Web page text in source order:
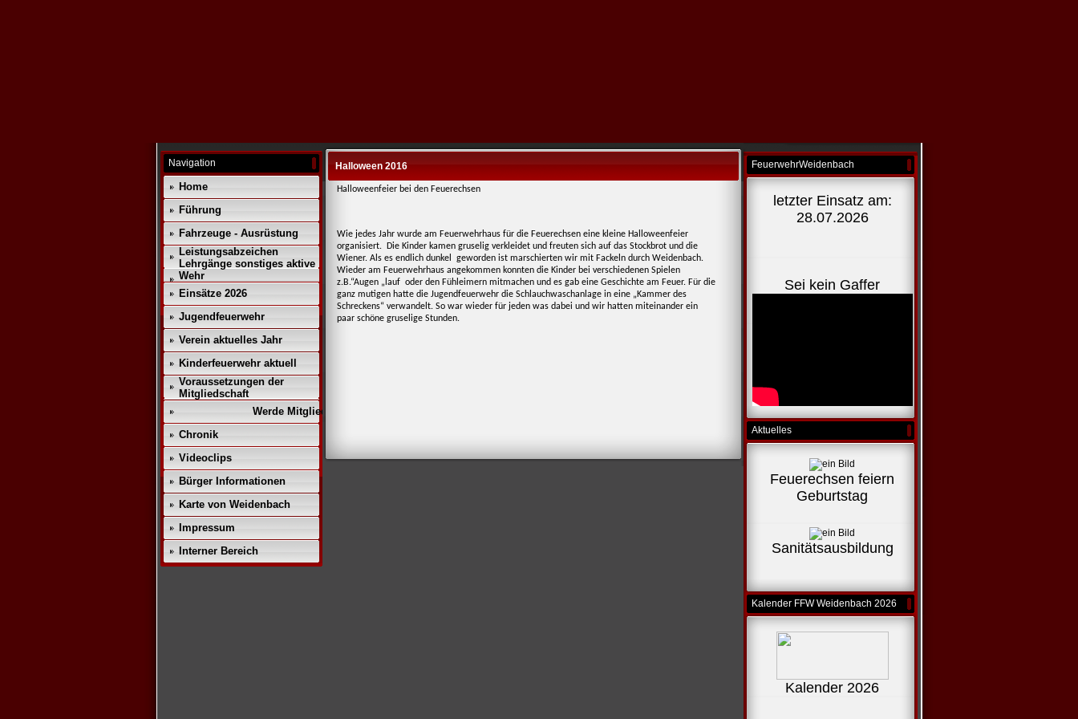
Navigation
Home
Führung
Fahrzeuge - Ausrüstung
Leistungsabzeichen
Lehrgänge sonstiges aktive
Wehr
Einsätze 2026
Jugendfeuerwehr
Verein aktuelles Jahr
Kinderfeuerwehr aktuell
Voraussetzungen der
Mitgliedschaft
Werde Mitglied!!
Chronik
Videoclips
Bürger Informationen
Karte von Weidenbach
Impressum
Interner Bereich
Halloween 2016
Halloweenfeier bei den Feuerechsen
Wie jedes Jahr wurde am Feuerwehrhaus für die Feuerechsen eine kleine Halloweenfeier
organisiert.
Die Kinder kamen gruselig verkleidet und freuten sich auf das Stockbrot und die
Wiener. Als es endlich dunkel
geworden ist marschierten wir mit Fackeln durch Weidenbach.
Wieder am Feuerwehrhaus angekommen konnten die Kinder bei verschiedenen Spielen
z.B.“Augen „lauf oder den Fühleimern mitmachen und es gab eine Geschichte am Feuer. Für die
ganz mutigen hatte die Jugendfeuerwehr die Schlauchwaschanlage in eine „Kammer des
Schreckens“ verwandelt. So war wieder für jeden was dabei und wir hatten miteinander ein
paar schöne gruselige Stunden.
FeuerwehrWeidenbach
letzter Einsatz am:
28.07.2026
Sei kein Gaffer
Aktuelles
Feuerechsen feiern
Geburtstag
Sanitätsausbildung
Kalender FFW Weidenbach 2026
Kalender 2026